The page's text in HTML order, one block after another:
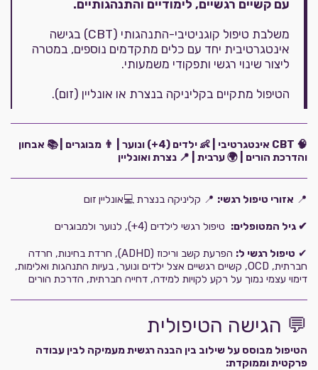
עם קשיים רגשיים, לימודיים והתנהגותיים.
משלבת טיפול קוגניטיבי-התנהגותי (CBT) בגישה
אינטגרטיבית יחד עם כלים מתקדמים נוספים, במטרה
ליצור שינוי רגשי ותפקודי משמעותי.
הטיפול מתקיים בקליניקה בנצרת או אונליין (זום).
🧠 CBT אינטגרטיבי | 👶 ילדים (4+) ונוער | 👨 מבוגרים | 📚 אבחון
והדרכת הורים | 🌍 ערבית | 📍 נצרת ואונליין
📍 אזורי טיפול רגשי: 📍 קליניקה בנצרת 💻אונליין זום
✔ גיל המטופלים: טיפול רגשי לילדים (4+), לנוער ולמבוגרים
✔ טיפול רגשי ל:
הפרעת קשב וריכוז (ADHD), חרדת בחינות, חרדה
חברתית, OCD, קשיים רגשיים אצל ילדים ונוער, בעיות התנהגות ואלימות,
דימוי עצמי נמוך על רקע לקויות למידה, דחייה חברתית, הדרכת הורים
💬 הגישה הטיפולית
הטיפול מבוסס על שילוב בין הבנה רגשית מעמיקה לבין עבודה
פרקטית וממוקדת: